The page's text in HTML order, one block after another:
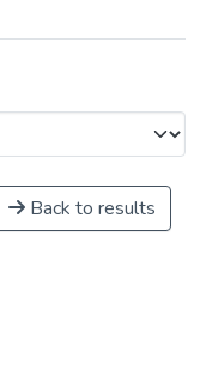
Back to results